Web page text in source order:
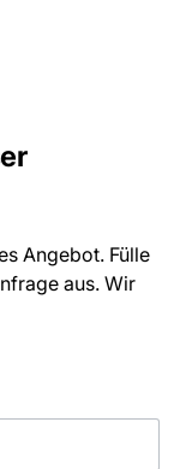
Angebot. Fülle
aus. Wir